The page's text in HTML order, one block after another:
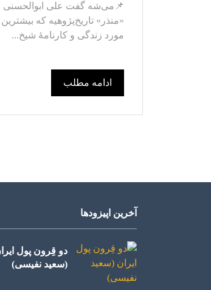
📌می‌شه گفت علی ابوالحسنی
«منذر» تاریخ‌پژوهیه که
مورد زندگی و کارنامۀ شیخ...
ادامه مطلب
آخرین اپیزودها
دو قِرون پول
(سعید نفیسی)